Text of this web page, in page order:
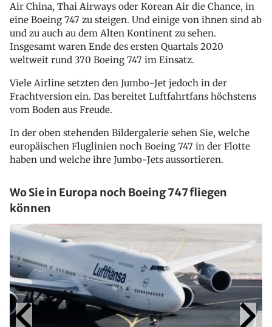
Air China, Thai Airways oder Korean Air die Chance, in
eine Boeing 747 zu steigen. Und einige von ihnen sind ab
und zu auch au dem Alten Kontinent zu sehen.
Insgesamt waren Ende des ersten Quartals 2020
weltweit rund 370 Boeing 747 im Einsatz.
Viele Airline setzten den Jumbo-Jet jedoch in der
Frachtversion ein. Das bereitet Luftfahrtfans höchstens
vom Boden aus Freude.
In der oben stehenden Bildergalerie sehen Sie, welche
europäischen Fluglinien noch Boeing 747 in der Flotte
haben und welche ihre Jumbo-Jets aussortieren.
Wo Sie in Europa noch Boeing 747 fliegen
können